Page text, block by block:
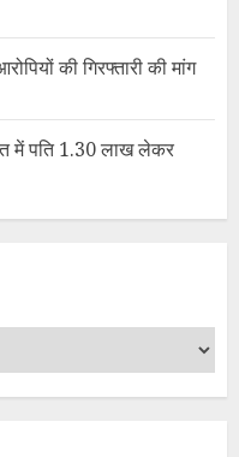
की गिरफ्तारी की मांग
में पति 1.30 लाख लेकर